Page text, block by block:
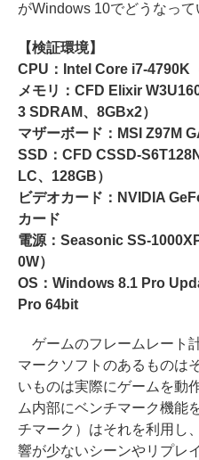
がWindows 10でどうなって
【検証環境】
CPU：Intel Core i7-4790K
メモリ：CFD Elixir
3 SDRAM、8GBx2）
マザーボード：MSI Z97M
SSD：CFD CSSD-
LC、128GB）
ビデオカード：NVIDIA
カード
電源：Seasonic SS-
0W）
OS：Windows 8.1 Pro
Pro 64bit
ゲームのフレームレート
マークソフトのあるものは
いものは実際にゲームを動
ム内部にベンチマーク機能
チマーク）はそれを利用し
響が少ないシーンやリプレ